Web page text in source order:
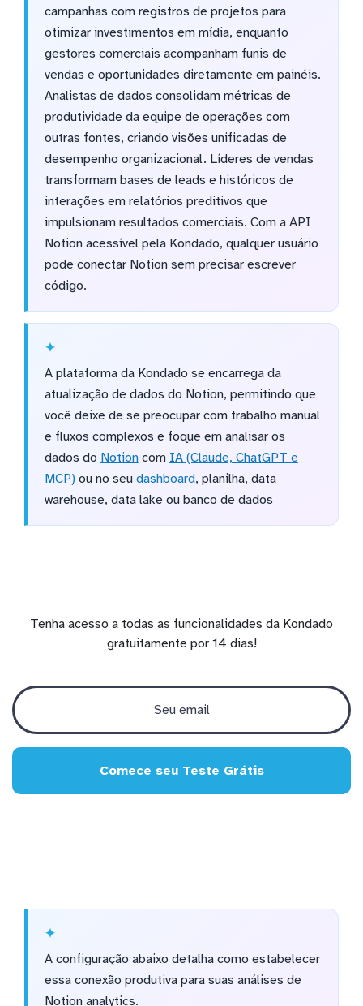
campanhas com registros de projetos para
otimizar investimentos em mídia, enquanto
gestores comerciais acompanham funis de
vendas e oportunidades diretamente em painéis.
Analistas de dados consolidam métricas de
produtividade da equipe de operações com
outras fontes, criando visões unificadas de
desempenho organizacional. Líderes de vendas
transformam bases de leads e históricos de
interações em relatórios preditivos que
impulsionam resultados comerciais. Com a API
Notion acessível pela Kondado, qualquer usuário
pode conectar Notion sem precisar escrever
código.
A plataforma da Kondado se encarrega da
atualização de dados do Notion, permitindo que
você deixe de se preocupar com trabalho manual
e fluxos complexos e foque em analisar os
dados do Notioncom IA (Claude, ChatGPT e
MCP)ou no seu dashboard, planilha, data
warehouse, data lake ou banco de dados
Tenha acesso a todas as funcionalidades da Kondado
gratuitamente por 14 dias!
Comece seu Teste Grátis
A configuração abaixo detalha como estabelecer
essa conexão produtiva para suas análises de
Notion analytics.